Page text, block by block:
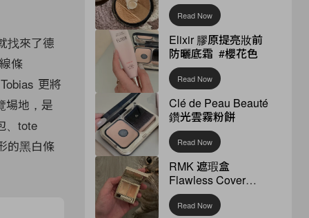
找來了德
條
更將
場地，是
、tote
的黑白條
Read Now
Elixir 膠原提亮妝前
防曬底霜 #櫻花色
Read Now
Clé de Peau Beauté
鑽光雲霧粉餅
Read Now
RMK 遮瑕盒
Flawless Cover
Concealer
Read Now